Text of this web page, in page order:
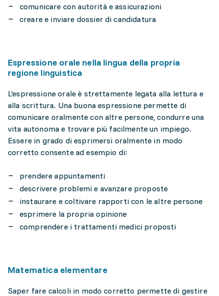
comunicare con autorità e assicurazioni
creare e inviare dossier di candidatura
Espressione orale nella lingua della propria
regione linguistica
L’espressione orale è strettamente legata alla lettura e
alla scrittura. Una buona espressione permette di
comunicare oralmente con altre persone, condurre una
vita autonoma e trovare più facilmente un impiego.
Essere in grado di esprimersi oralmente in modo
corretto consente ad esempio di:
prendere appuntamenti
descrivere problemi e avanzare proposte
instaurare e coltivare rapporti con le altre persone
esprimere la propria opinione
comprendere i trattamenti medici proposti
Matematica elementare
Saper fare calcoli in modo corretto permette di gestire